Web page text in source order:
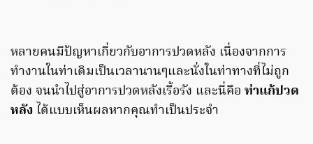
หลายคนมีปัญหาเกี่ยวกับอาการปวดหลัง เนื่องจากการ
ทำงานในท่าเดิมเป็นเวลานานๆและนั่งในท่าทางที่ไม่ถูก
ต้อง จนนำไปสู่อาการปวดหลังเรื้อรัง และนี่คือ ท่าแก้ปวด
หลัง ได้แบบเห็นผลหากคุณทำเป็นประจำ